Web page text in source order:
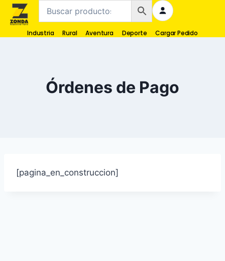
Industria Rural Aventura Deporte Cargar Pedido
Órdenes de Pago
[pagina_en_construccion]